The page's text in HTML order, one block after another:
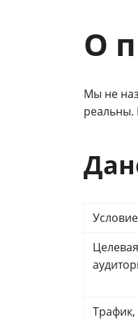
О
Мы не
реальны.
Условие
Целевая